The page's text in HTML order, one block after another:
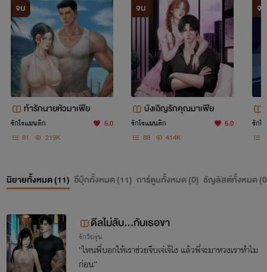
จบ
ท้ารักนายหัวมาเฟีย
รักโรแมนติก
5.0
81
219K
จบ
บังเอิญรักคุณมาเฟีย
รักโรแมนติก
5.0
88
414K
จบ
รักโ
นิยายทั้งหมด (11) อีบุ๊กทั้งหมด (11) การ์ตูนทั้งหมด (0) ธัญลิสต์ทั้งหมด (0
ดีลไม่ลับ…กับเธอขา
รักวัยรุ่น
“ไหนพี่บอกให้เราช่วยจีบเจ่เจ้ไง แล้วพี่จะมาหวงเราทำไม
ก่อน”